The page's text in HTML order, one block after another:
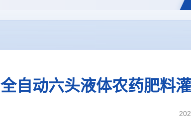
全自动六头液体农药肥料